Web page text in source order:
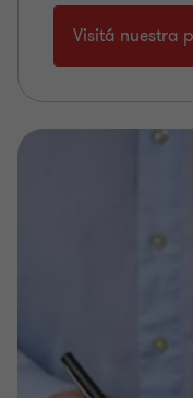
Visitá nuestra